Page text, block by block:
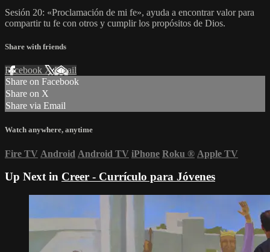
Sesión 20: «Proclamación de mi fe», ayuda a encontrar valor para
compartir tu fe con otros y cumplir los propósitos de Dios.
Share with friends
Facebook XEmail
Share on Facebook
Share on X
Share via Email
Watch anywhere, anytime
Fire TV Android Android TV iPhone Roku ® Apple TV
Up Next in Creer - Currículo para Jóvenes